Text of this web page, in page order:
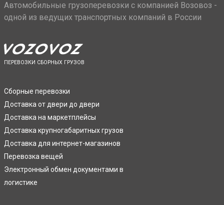
Автомобильные грузоперевозки с компанией Возовоз -
одной из ведущих транспортных компаний в России
ПЕРЕВОЗКИ СБОРНЫХ ГРУЗОВ
Сборные перевозки
Доставка от двери до двери
Доставка на маркетплейсы
Доставка крупногабаритных грузов
Доставка для интернет-магазинов
Перевозка вещей
Электронный обмен документами в
логистике